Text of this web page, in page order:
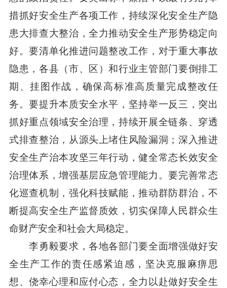
措抓好安全生产各项工作，持续深化安全生产隐
患大排查大整治，全力推动安全生产形势稳定向
好。要清单化推进问题整改工作，对于重大事故
隐患，各县（市、区）和行业主管部门要倒排工
期、挂图作战，确保高标准高质量完成整改任
务。要提升本质安全水平，坚持举一反三，突出
抓好重点领域安全治理，持续开展全链条、穿透
式排查整治，从源头上堵住风险漏洞；深入推进
安全生产治本攻坚三年行动，健全常态长效安全
治理体系，增强基层应急管理能力。要完善常态
化巡查机制，强化科技赋能，推动群防群治，不
断提高安全生产监督质效，切实保障人民群众生
命财产安全和社会大局稳定。
李勇毅要求，各地各部门要全面增强做好安
全生产工作的责任感紧迫感，坚决克服麻痹思
想、侥幸心理和应付心态，全力以赴做好安全生